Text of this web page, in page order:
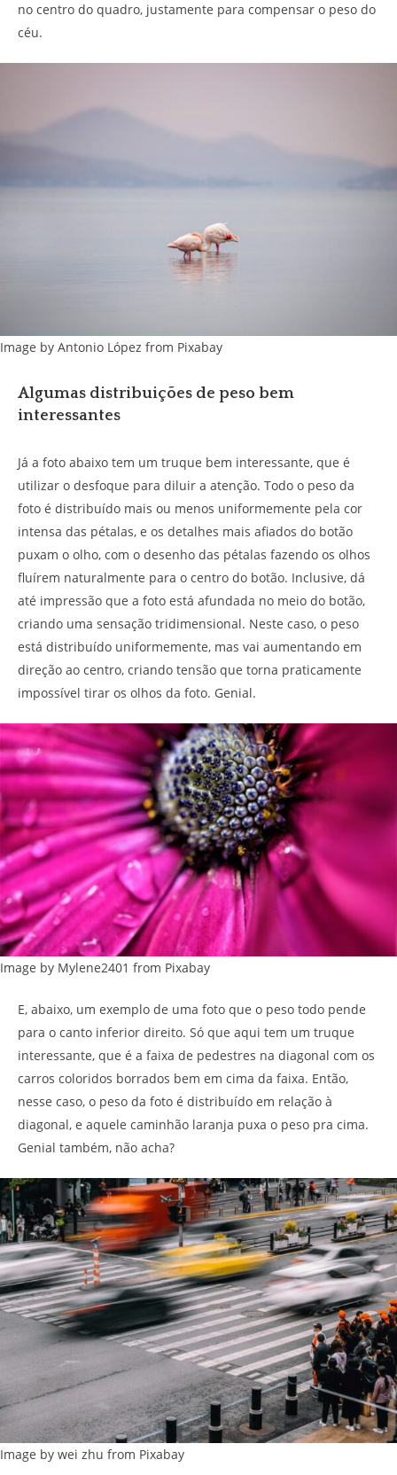
no centro do quadro, justamente para compensar o peso do
céu.
Image by Antonio López from Pixabay
Algumas distribuições de peso bem
interessantes
Já a foto abaixo tem um truque bem interessante, que é
utilizar o desfoque para diluir a atenção. Todo o peso da
foto é distribuído mais ou menos uniformemente pela cor
intensa das pétalas, e os detalhes mais afiados do botão
puxam o olho, com o desenho das pétalas fazendo os olhos
fluírem naturalmente para o centro do botão. Inclusive, dá
até impressão que a foto está afundada no meio do botão,
criando uma sensação tridimensional. Neste caso, o peso
está distribuído uniformemente, mas vai aumentando em
direção ao centro, criando tensão que torna praticamente
impossível tirar os olhos da foto. Genial.
Image by Mylene2401 from Pixabay
E, abaixo, um exemplo de uma foto que o peso todo pende
para o canto inferior direito. Só que aqui tem um truque
interessante, que é a faixa de pedestres na diagonal com os
carros coloridos borrados bem em cima da faixa. Então,
nesse caso, o peso da foto é distribuído em relação à
diagonal, e aquele caminhão laranja puxa o peso pra cima.
Genial também, não acha?
Image by wei zhu from Pixabay